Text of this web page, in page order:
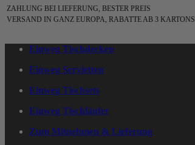
ZAHLUNG BEI LIEFERUNG, BESTER PREIS
VERSAND IN GANZ EUROPA, RABATTE AB 3 KARTONS
Einweg Tischdecken
Einweg Servietten
Einweg Tischsets
Einweg Tischläufer
Zum Mitnehmen & Lieferung